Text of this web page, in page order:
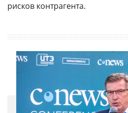
рисков контрагента.